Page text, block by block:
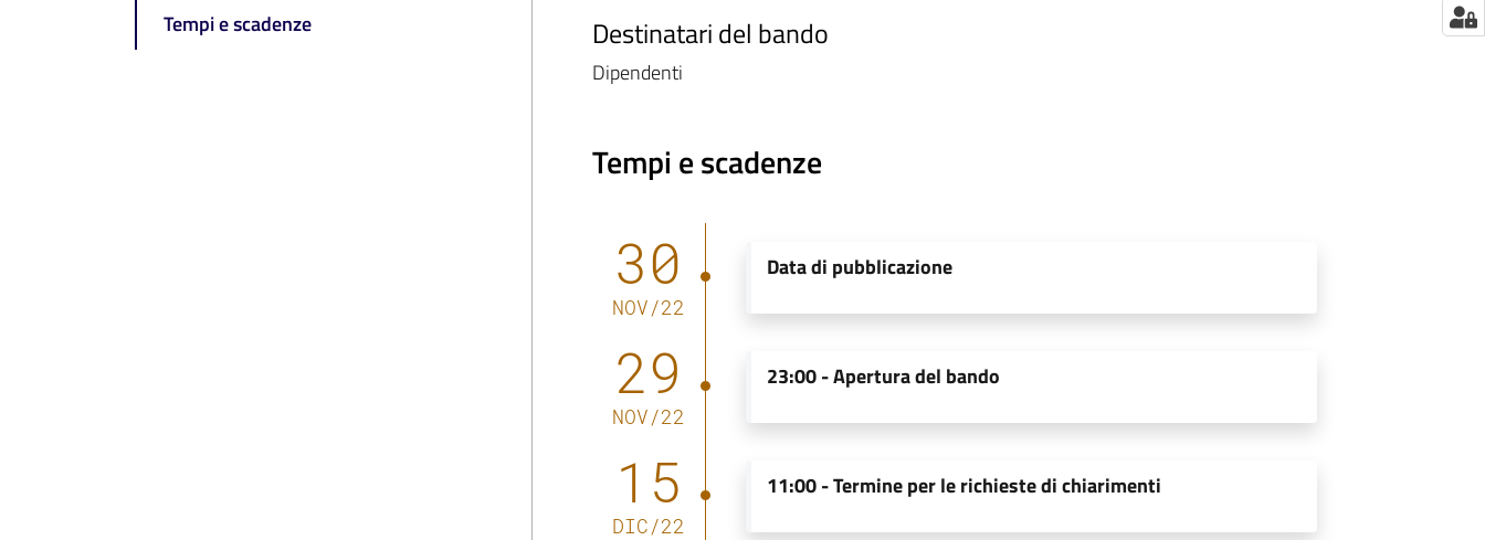
Tempi e scadenze
Destinatari del bando
Dipendenti
Tempi e scadenze
30
NOV/22
Data di pubblicazione
29
NOV/22
23:00 -Apertura del bando
15
DIC/22
11:00 -Termine per le richieste di chiarimenti